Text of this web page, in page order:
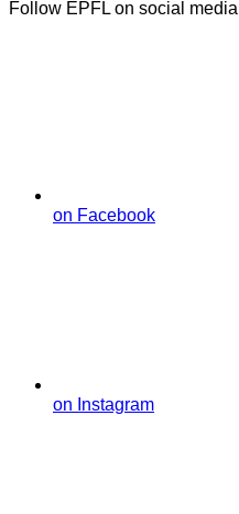
Follow EPFL on social media
on Facebook
on Instagram